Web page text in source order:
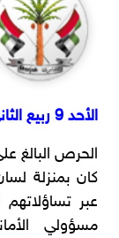
الأحد 9 ربيع الثاني 1435هـ 9 فبراير 2014م.
الحرص البالغ
كان بمنزلة
عبر
مسؤولي